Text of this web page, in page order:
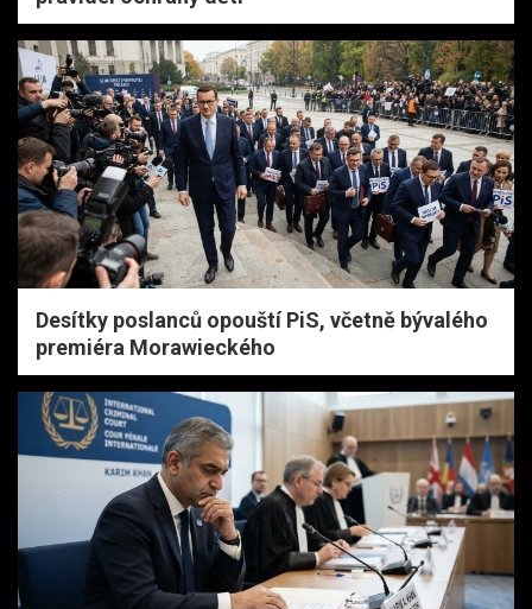
Desítky poslanců opouští PiS, včetně bývalého
premiéra Morawieckého